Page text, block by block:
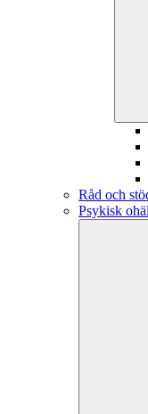
Råd och
Psykisk